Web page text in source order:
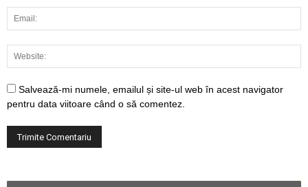
Salvează-mi numele, emailul și site-ul web în acest navigator
pentru data viitoare când o să comentez.